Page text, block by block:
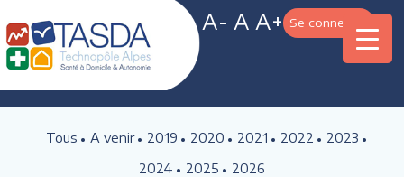
A- A A+ Se connecter
Tous A venir 2019 2020 2021 2022
2023
2024
2025 2026